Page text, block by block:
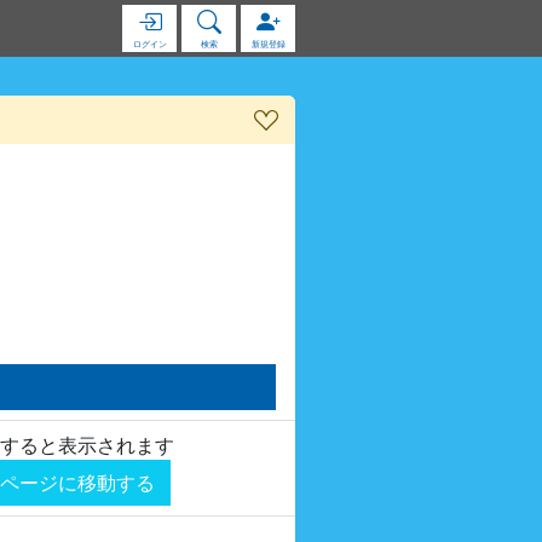
ログイン 検索 新規登録
ると表示されます
ージに移動する